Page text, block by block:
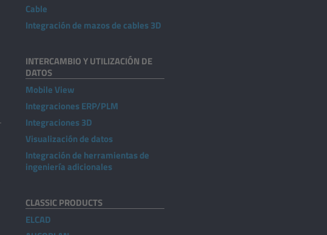
Cable
Integración de mazos de cables 3D
INTERCAMBIO Y UTILIZACIÓN DE
DATOS
Mobile View
Integraciones ERP/PLM
Integraciones 3D
Visualización de datos
Integración de herramientas de
ingeniería adicionales
CLASSIC PRODUCTS
ELCAD